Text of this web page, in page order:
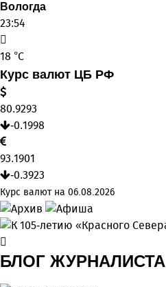
Вологда
23:54
18 °C
Курс валют ЦБ РФ
80.9293
-0.1998
93.1901
-0.3923
Курс валют на 06.08.2026
БЛОГ ЖУРНАЛИСТА